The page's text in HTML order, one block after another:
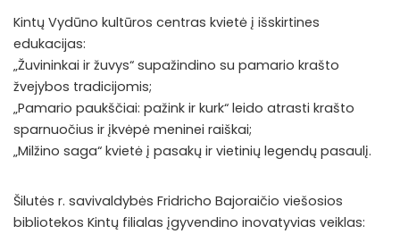
Kintų Vydūno kultūros centras kvietė į išskirtines
edukacijas:
„Žuvininkai ir žuvys“ supažindino su pamario krašto
žvejybos tradicijomis;
„Pamario paukščiai: pažink ir kurk“ leido atrasti krašto
sparnuočius ir įkvėpė meninei raiškai;
„Milžino saga“ kvietė į pasakų ir vietinių legendų pasaulį.
Šilutės r. savivaldybės Fridricho Bajoraičio viešosios
bibliotekos Kintų filialas įgyvendino inovatyvias veiklas: